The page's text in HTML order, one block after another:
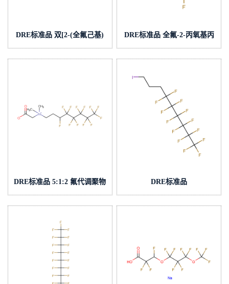
DRE标准品 双[2-(全氟己基)
乙基]磷酸
DRE标准品 全氟-2-丙氧基丙
酸-13C3 CAS:3030247-97-
DRE标准品 5:1:2 氟代调聚物
甜菜碱 CAS:171184-02-4(泰
DRE标准品
1,1,1,2,2,3,3,4,4,5,5,6,6-十三